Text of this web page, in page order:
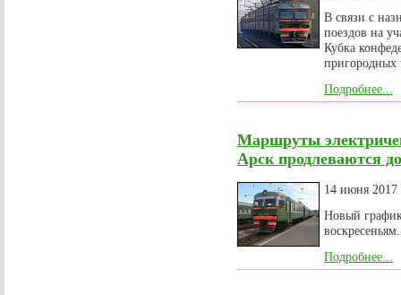
В связи с
поездов на
Кубка
пригородных
Подробнее...
Маршруты
Арск продлеваются
14 июня 2017
Новый график
воскресеньям.
Подробнее...